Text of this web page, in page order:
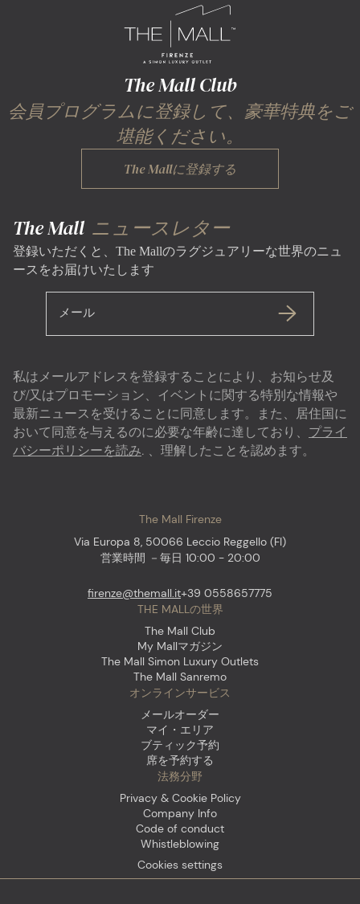
The Mall Club
会員プログラムに登録して、豪華特典をご
堪能ください。
The Mallに登録する
The Mall ニュースレター
登録いただくと、The Mallのラグジュアリーな世界のニュ
ースをお届けいたします
メール
私はメールアドレスを登録することにより、お知らせ及
び/又はプロモーション、イベントに関する特別な情報や
最新ニュースを受けることに同意します。また、居住国に
おいて同意を与えるのに必要な年齢に達しており、 プライ
バシーポリシーを読み. 、理解したことを認めます。
The Mall Firenze
Via Europa 8, 50066 Leccio Reggello (FI)
営業時間 －毎日 10:00 - 20:00
firenze@themall.it+39 0558657775
THE MALLの世界
The Mall Club
My Mallマガジン
The Mall Simon Luxury Outlets
The Mall Sanremo
オンラインサービス
メールオーダー
マイ・エリア
ブティック予約
席を予約する
法務分野
Privacy & Cookie Policy
Company Info
Code of conduct
Whistleblowing
Cookies settings